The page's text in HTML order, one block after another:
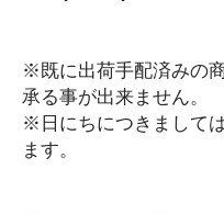
まとめ売り・セット
生活雑貨・日用品
オーディオ雑貨
※既に出荷手配済みの
承る事が出来ません。
※日にちにつきまして
ます。